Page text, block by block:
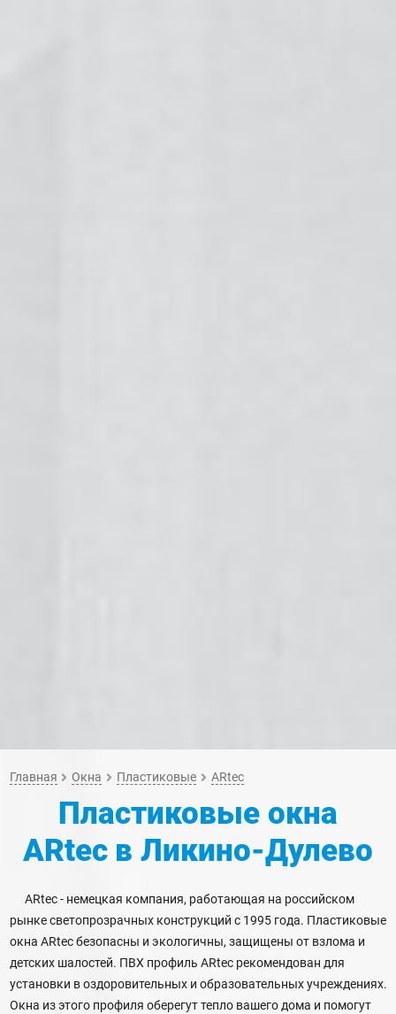
Главная Окна Пластиковые ARtec
Пластиковые окна
ARtec в Ликино-Дулево
ARtec - немецкая компания, работающая на российском
рынке светопрозрачных конструкций с 1995 года. Пластиковые
окна ARtec безопасны и экологичны, защищены от взлома и
детских шалостей. ПВХ профиль ARtec рекомендован для
установки в оздоровительных и образовательных учреждениях.
Окна из этого профиля оберегут тепло вашего дома и помогут